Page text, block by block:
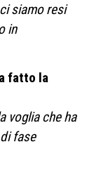
siamo resi
in
fatto la
voglia che ha
fase